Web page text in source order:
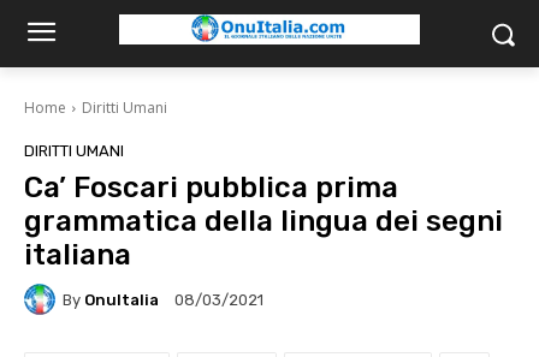
Home Diritti Umani
DIRITTI UMANI
Ca’ Foscari pubblica prima
grammatica della lingua dei segni
italiana
By OnuItalia 08/03/2021